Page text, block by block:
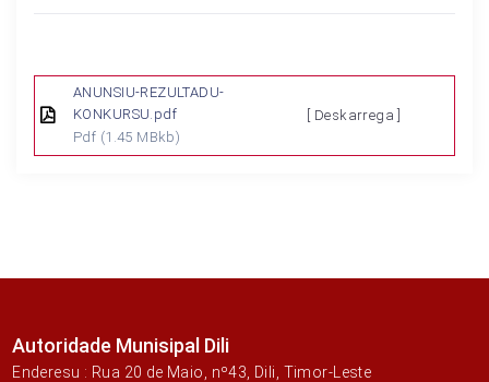
ANUNSIU-REZULTADU-
KONKURSU.pdf
Pdf (1.45 MBkb)
[ Deskarrega ]
Autoridade Munisipal Dili
Enderesu : Rua 20 de Maio, nº43, Dili, Timor-Leste